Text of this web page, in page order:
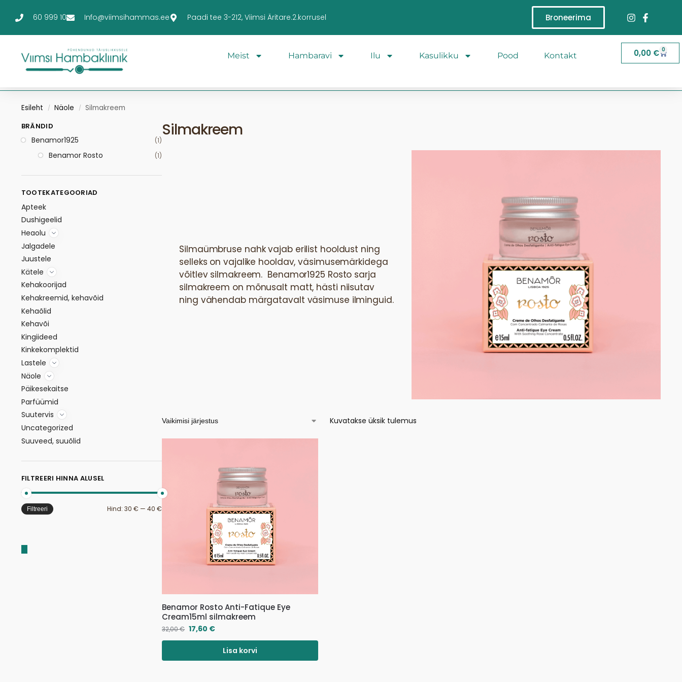
60 999 10 Info@viimsihammas.ee Paadi tee 3-212, Viimsi Äritare.2.korrusel Broneerima
Meist Hambaravi Ilu Kasulikku Pood Kontakt 0,00 € 0
Esileht / Näole / Silmakreem
Silmakreem
Silmaümbruse nahk vajab erilist hooldust ning
selleks on vajalike hooldav, väsimusemärkidega
võitlev silmakreem. Benamor1925 Rosto sarja
silmakreem on mõnusalt matt, hästi niisutav
ning vähendab märgatavalt väsimuse ilminguid.
Kuvatakse üksik tulemus
Benamor Rosto Anti-Fatique Eye
Cream15ml silmakreem
32,00€ 17,60 €
Lisa korvi
BRÄNDID
Benamor1925 (1)
Benamor Rosto (1)
TOOTEKATEGOORIAD
Apteek
Dushigeelid
Heaolu
Jalgadele
Juustele
Kätele
Kehakoorijad
Kehakreemid, kehavõid
Kehaõlid
Kehavõi
Kingiideed
Kinkekomplektid
Lastele
Näole
Päikesekaitse
Parfüümid
Suutervis
Uncategorized
Suuveed, suuõlid
FILTREERI HINNA ALUSEL
Filtreeri Hind:30 € —40 €